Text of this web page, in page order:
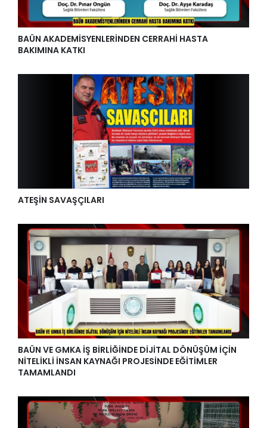
BAÜN AKADEMİSYENLERİNDEN CERRAHİ HASTA
BAKIMINA KATKI
ATEŞİN SAVAŞÇILARI
BAÜN VE GMKA İŞ BİRLİĞİNDE DİJİTAL DÖNÜŞÜM İÇİN
NİTELİKLİ İNSAN KAYNAĞI PROJESİNDE EĞİTİMLER
TAMAMLANDI